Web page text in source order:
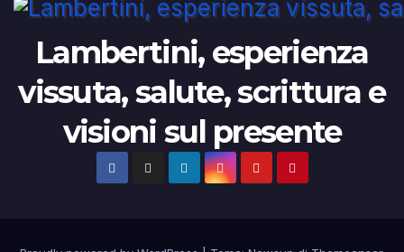
Lambertini, esperienza
vissuta, salute, scrittura e
visioni sul presente